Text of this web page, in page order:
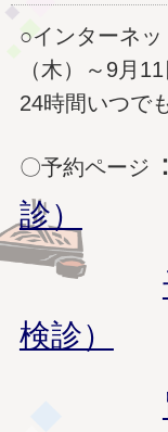
○インターネッ
（木）～9月
24時間いつで
〇予約ページ ：
診）
検診）